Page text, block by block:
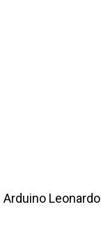
Arduino Leonardo